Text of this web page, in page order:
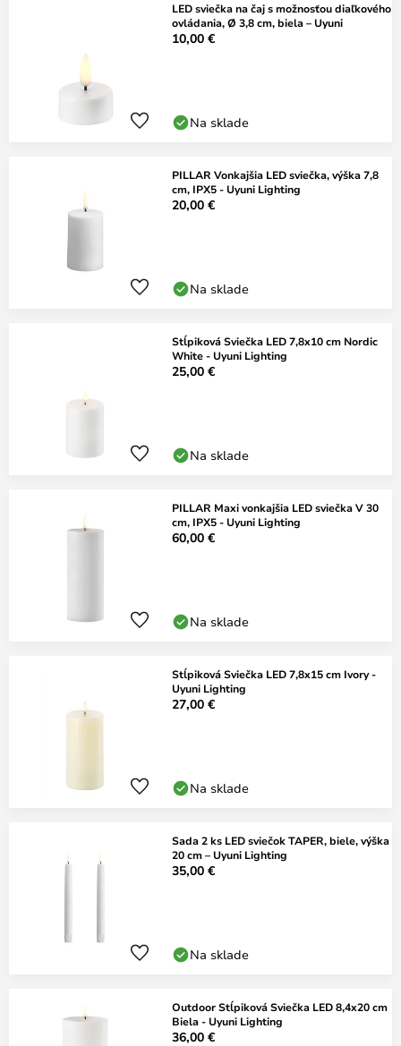
LED sviečka na čaj s možnosťou diaľkového
ovládania, Ø 3,8 cm, biela – Uyuni
10,00 €
Na sklade
PILLAR Vonkajšia LED sviečka, výška 7,8
cm, IPX5 - Uyuni Lighting
20,00 €
Na sklade
Stĺpiková Sviečka LED 7,8x10 cm Nordic
White - Uyuni Lighting
25,00 €
Na sklade
PILLAR Maxi vonkajšia LED sviečka V 30
cm, IPX5 - Uyuni Lighting
60,00 €
Na sklade
Stĺpiková Sviečka LED 7,8x15 cm Ivory -
Uyuni Lighting
27,00 €
Na sklade
Sada 2 ks LED sviečok TAPER, biele, výška
20 cm – Uyuni Lighting
35,00 €
Na sklade
Outdoor Stĺpiková Sviečka LED 8,4x20 cm
Biela - Uyuni Lighting
36,00 €